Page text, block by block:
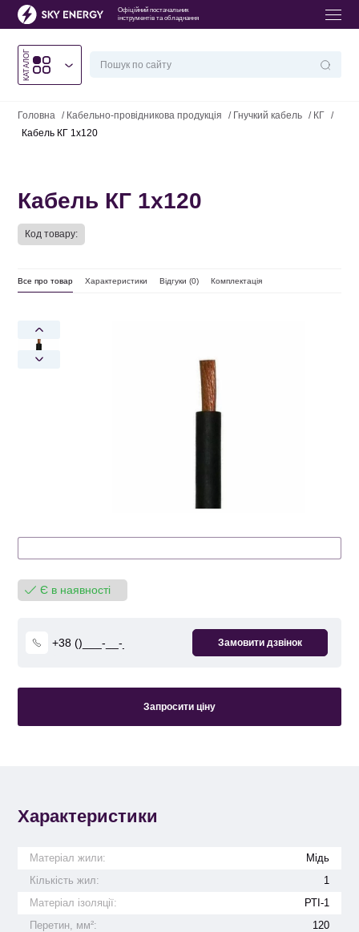
Офіційний постачальник
інструментів та обладнання
КАТАЛОГ
Головна / Кабельно-провідникова продукція / Гнучкий кабель / КГ /
Кабель КГ 1х120
Кабель КГ 1х120
Код товару:
Все про товар Характеристики Відгуки (0) Комплектація
Є в наявності
Запросити ціну
Характеристики
Матеріал жили:
Мідь
Кількість жил:
1
Матеріал ізоляції:
РТІ-1
Перетин, мм²:
120